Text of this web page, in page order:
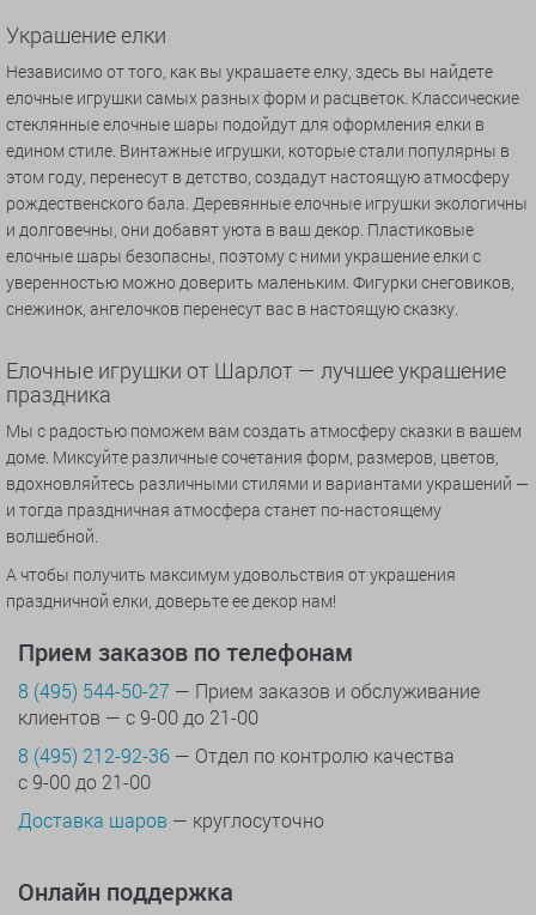
Украшение елки
Независимо от того, как вы украшаете елку, здесь вы найдете
елочные игрушки самых разных форм и расцветок. Классические
стеклянные елочные шары подойдут для оформления елки в
едином стиле. Винтажные игрушки, которые стали популярны в
этом году, перенесут в детство, создадут настоящую атмосферу
рождественского бала. Деревянные елочные игрушки экологичны
и долговечны, они добавят уюта в ваш декор. Пластиковые
елочные шары безопасны, поэтому с ними украшение елки с
уверенностью можно доверить маленьким. Фигурки снеговиков,
снежинок, ангелочков перенесут вас в настоящую сказку.
Елочные игрушки от Шарлот — лучшее украшение
праздника
Мы с радостью поможем вам создать атмосферу сказки в вашем
доме. Миксуйте различные сочетания форм, размеров, цветов,
вдохновляйтесь различными стилями и вариантами украшений —
и тогда праздничная атмосфера станет по-настоящему
волшебной.
А чтобы получить максимум удовольствия от украшения
праздничной елки, доверьте ее декор нам!
Прием заказов по телефонам
8 (495) 544-50-27 — Прием заказов и обслуживание
клиентов — с 9-00 до 21-00
8 (495) 212-92-36 — Отдел по контролю качества
с 9-00 до 21-00
Доставка шаров — круглосуточно
Онлайн поддержка